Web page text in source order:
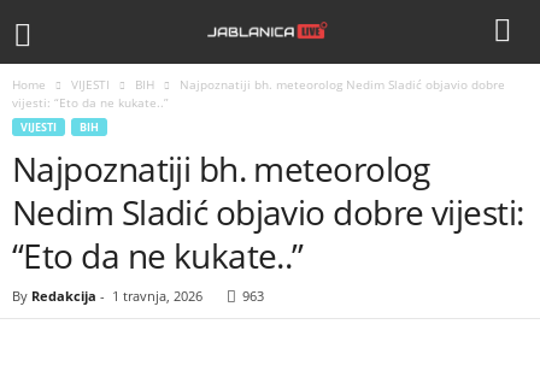
Home VIJESTI BIH
Najpoznatiji bh. meteorolog Nedim Sladić objavio dobre
vijesti: “Eto da ne kukate..”
VIJESTI BIH
Najpoznatiji bh. meteorolog
Nedim Sladić objavio dobre vijesti:
“Eto da ne kukate..”
By Redakcija - 1 travnja, 2026 963